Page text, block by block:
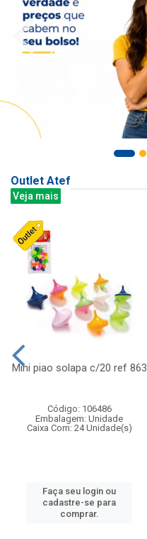
Outlet Atef
Veja mais
Mini piao solapa c/20 ref 863
Código: 106486
Embalagem: Unidade
Caixa Com: 24 Unidade(s)
Faça seu login ou
cadastre-se para
comprar.